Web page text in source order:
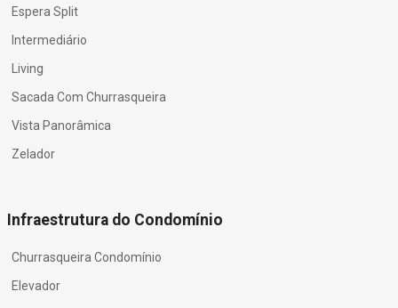
Espera Split
Intermediário
Living
Sacada Com Churrasqueira
Vista Panorâmica
Zelador
Infraestrutura do Condomínio
Churrasqueira Condomínio
Elevador